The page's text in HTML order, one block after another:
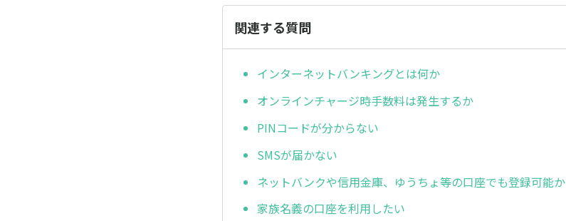
関連する質問
インターネットバンキングとは何か
オンラインチャージ時手数料は発生するか
PINコードが分からない
SMSが届かない
ネットバンクや信用金庫、ゆうちょ等の口座でも登録可能か
家族名義の口座を利用したい